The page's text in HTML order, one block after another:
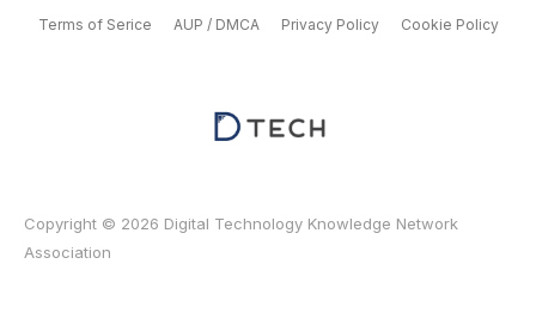
Copyright © 2026 Digital Technology Knowledge Network
Association
Terms of Serice AUP / DMCA Privacy Policy Cookie Policy